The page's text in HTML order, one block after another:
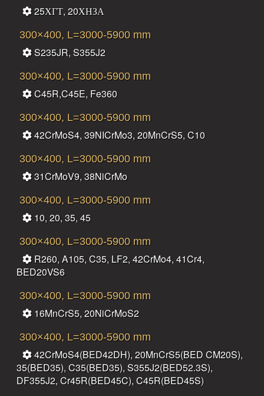
25ХГТ, 20ХНЗА
300×400, L=3000-5900 mm
S235JR, S355J2
300×400, L=3000-5900 mm
C45R,C45E, Fe360
300×400, L=3000-5900 mm
42CrMoS4, 39NICrMo3, 20MnCrS5, C10
300×400, L=3000-5900 mm
31CrMoV9, 38NiCrMo
300×400, L=3000-5900 mm
10, 20, 35, 45
300×400, L=3000-5900 mm
R260, A105, C35, LF2, 42CrMo4, 41Cr4,
BED20VS6
300×400, L=3000-5900 mm
16MnCrS5, 20NiCrMoS2
300×400, L=3000-5900 mm
42CrMoS4(BED42DH), 20MnCrS5(BED CM20S),
35(BED35), C35(BED35), S355J2(BED52.3S),
DF355J2, Cr45R(BED45C), C45R(BED45S)